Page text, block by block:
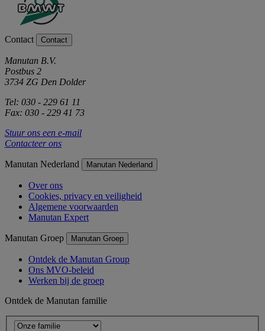
Contact Contact
Manutan B.V.
Postbus 2
3734 ZG Den Dolder
Tel: 030 - 229 61 11
Fax: 030 - 229 41 73
Stuur ons een e-mail
Contacteer ons
Manutan Nederland Manutan Nederland
Over ons
Cookies, privacy en veiligheid
Algemene voorwaarden
Manutan Expert
Manutan Groep Manutan Groep
Ontdek de Manutan Group
Ons MVO-beleid
Werken bij de groep
Ontdek de Manutan familie